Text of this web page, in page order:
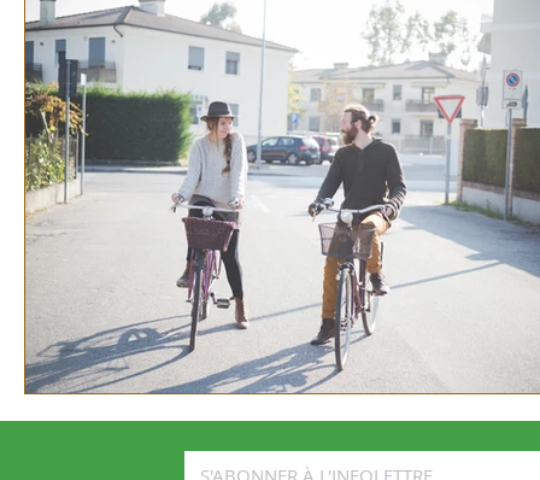
S'ABONNER À L'INFOLETTRE